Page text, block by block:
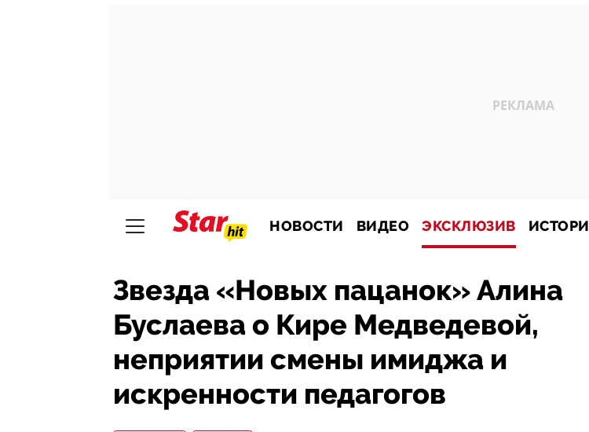
НОВОСТИ ВИДЕО ЭКСКЛЮЗИВ
Звезда «Новых пацанок» Алина
Буслаева о Кире Медведевой,
неприятии смены имиджа и
искренности педагогов